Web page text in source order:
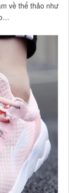
về thể thảo như